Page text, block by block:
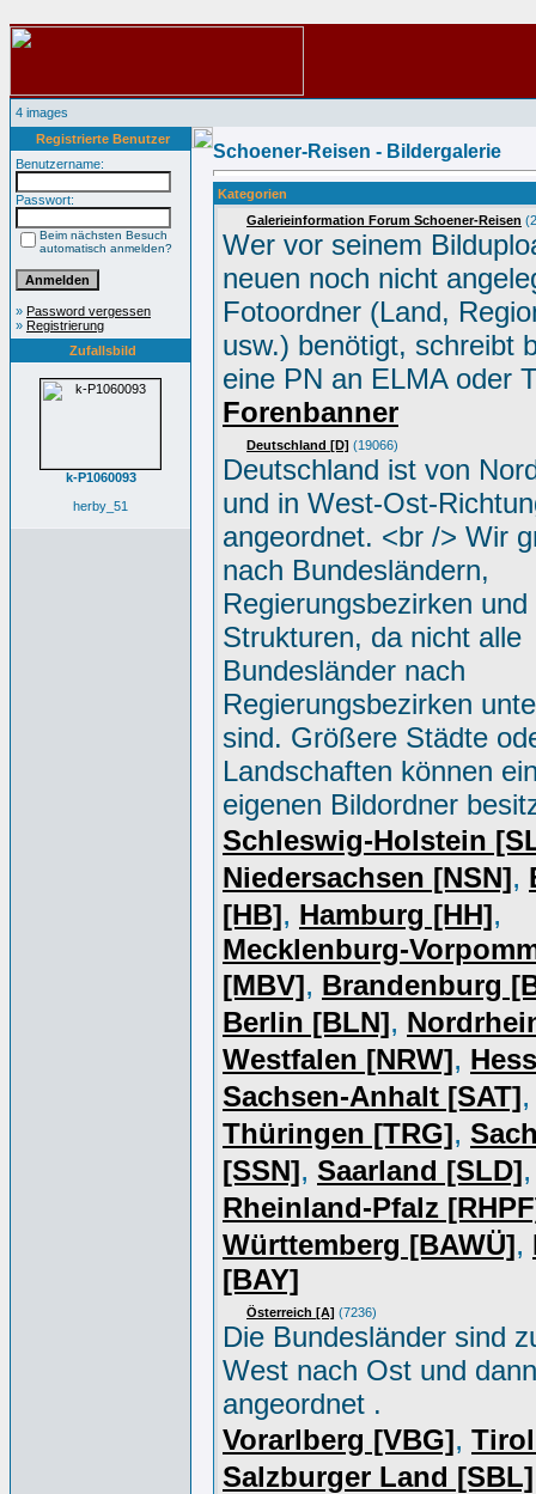
4 images
Registrierte Benutzer
Benutzername:
Passwort:
Beim nächsten Besuch
automatisch anmelden?
» Password vergessen
» Registrierung
Zufallsbild
k-P1060093
herby_51
Schoener-Reisen - Bildergalerie
Kategorien
Galerieinformation Forum Schoener-Reisen
Wer vor seinem
neuen noch nicht
Fotoordner (Land,
usw.) benötigt, schreibt
eine PN an ELMA oder
Forenbanner
Deutschland [D] (19066)
Deutschland ist von
und in West-Ost-
angeordnet. <br /> Wir
nach Bundesländern,
Regierungsbezirken
Strukturen, da nicht alle
Bundesländer nach
Regierungsbezirken
sind. Größere Städte
Landschaften können
eigenen Bildordner
Schleswig-Holstein
Niedersachsen [NSN],
[HB], Hamburg [HH],
Mecklenburg-
[MBV], Brandenburg
Berlin [BLN],
Westfalen [NRW],
Sachsen-Anhalt [SAT],
Thüringen [TRG],
[SSN], Saarland [SLD],
Rheinland-Pfalz
Württemberg [BAWÜ],
[BAY]
Österreich [A] (7236)
Die Bundesländer sind
West nach Ost und
angeordnet .
Vorarlberg [VBG],
Salzburger Land [SBL]